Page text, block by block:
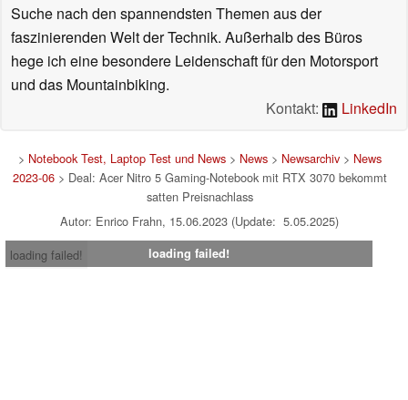
Suche nach den spannendsten Themen aus der
faszinierenden Welt der Technik. Außerhalb des Büros
hege ich eine besondere Leidenschaft für den Motorsport
und das Mountainbiking.
Kontakt:
LinkedIn
> Notebook Test, Laptop Test und News> News> Newsarchiv> News
2023-06> Deal: Acer Nitro 5 Gaming-Notebook mit RTX 3070 bekommt
satten Preisnachlass
Autor: Enrico Frahn, 15.06.2023 (Update: 5.05.2025)
loading failed!
loading failed!